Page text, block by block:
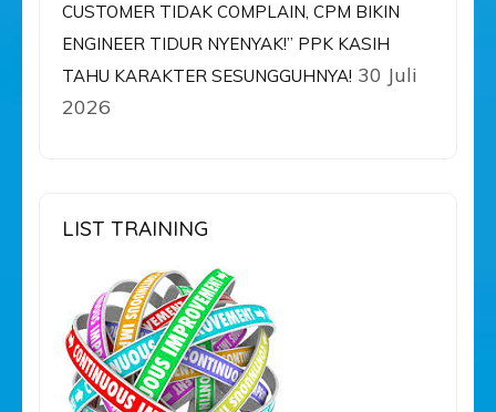
CUSTOMER TIDAK COMPLAIN, CPM BIKIN
ENGINEER TIDUR NYENYAK!” PPK KASIH
TAHU KARAKTER SESUNGGUHNYA! 30 Juli
2026
LIST TRAINING